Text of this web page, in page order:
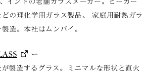
インドの老舗ガラスメーカー。ビーカー
どの理化学用ガラス製品、 家庭用耐熱ガラ
造。本社はムンバイ。
ー
製造するグラス。ミニマルな形状と直火